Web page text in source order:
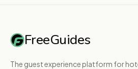
FreeGuides
The guest experience platform for